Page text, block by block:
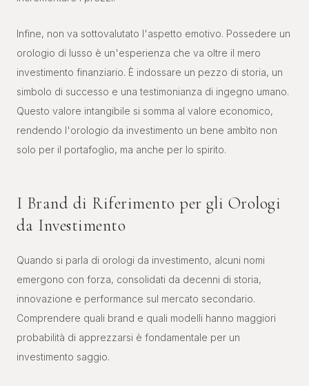
Infine, non va sottovalutato l'aspetto emotivo. Possedere un
orologio di lusso è un'esperienza che va oltre il mero
investimento finanziario. È indossare un pezzo di storia, un
simbolo di successo e una testimonianza di ingegno umano.
Questo valore intangibile si somma al valore economico,
rendendo l'orologio da investimento un bene ambìto non
solo per il portafoglio, ma anche per lo spirito.
I Brand di Riferimento per gli Orologi
da Investimento
Quando si parla di orologi da investimento, alcuni nomi
emergono con forza, consolidati da decenni di storia,
innovazione e performance sul mercato secondario.
Comprendere quali brand e quali modelli hanno maggiori
probabilità di apprezzarsi è fondamentale per un
investimento saggio.